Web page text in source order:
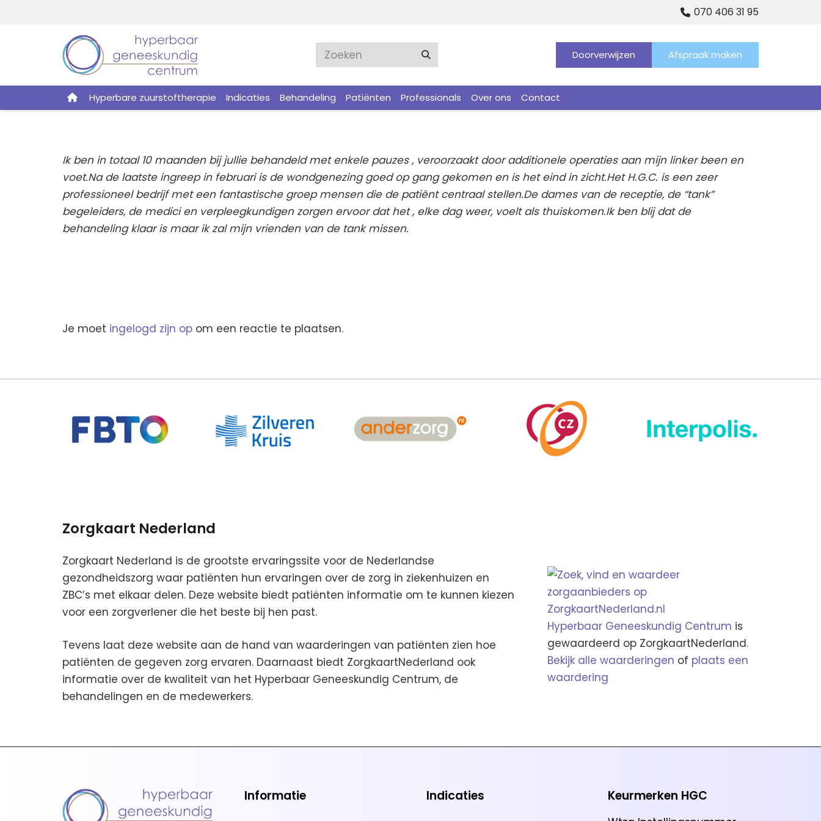
070 406 31 95
Doorverwijzen Afspraak maken
Hyperbare zuurstoftherapie Indicaties Behandeling Patiënten Professionals Over ons Contact
Ik ben in totaal 10 maanden bij jullie behandeld met enkele pauzes , veroorzaakt door additionele operaties aan mijn linker been en
voet.Na de laatste ingreep in februari is de wondgenezing goed op gang gekomen en is het eind in zicht.Het H.G.C. is een zeer
professioneel bedrijf met een fantastische groep mensen die de patiënt centraal stellen.De dames van de receptie, de “tank”
begeleiders, de medici en verpleegkundigen zorgen ervoor dat het , elke dag weer, voelt als thuiskomen.Ik ben blij dat de
behandeling klaar is maar ik zal mijn vrienden van de tank missen.
Je moet ingelogd zijn op om een reactie te plaatsen.
Zorgkaart Nederland
Zorgkaart Nederland is de grootste ervaringssite voor de Nederlandse
gezondheidszorg waar patiënten hun ervaringen over de zorg in ziekenhuizen en
ZBC’s met elkaar delen. Deze website biedt patiënten informatie om te kunnen kiezen
voor een zorgverlener die het beste bij hen past.
Tevens laat deze website aan de hand van waarderingen van patiënten zien hoe
patiënten de gegeven zorg ervaren. Daarnaast biedt ZorgkaartNederland ook
informatie over de kwaliteit van het Hyperbaar Geneeskundig Centrum, de
behandelingen en de medewerkers.
Hyperbaar Geneeskundig Centrum is
gewaardeerd op ZorgkaartNederland.
Bekijk alle waarderingen of plaats een
waardering
Informatie Indicaties Keurmerken HGC